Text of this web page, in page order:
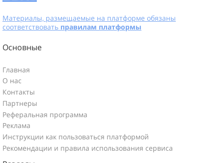
Материалы, размещаемые на платформе обязаны
соответствовать правилам платформы
Основные
Главная
О нас
Контакты
Партнеры
Реферальная программа
Реклама
Инструкции как пользоваться платформой
Рекомендации и правила использования сервиса